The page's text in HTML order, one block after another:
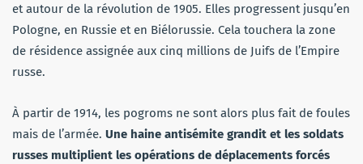
et autour de la révolution de 1905. Elles progressent jusqu’en
Pologne, en Russie et en Biélorussie. Cela touchera la zone
de résidence assignée aux cinq millions de Juifs de l’Empire
russe.
À partir de 1914, les pogroms ne sont alors plus fait de foules
mais de l’armée. Une haine antisémite grandit et les soldats
russes multiplient les opérations de déplacements forcés